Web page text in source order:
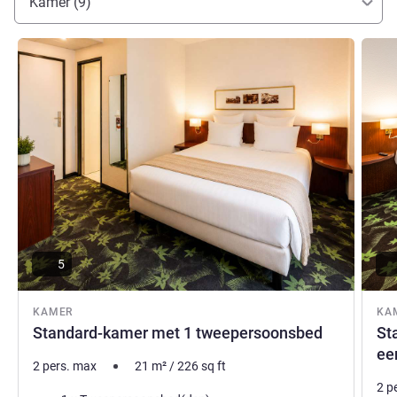
Elodie Flament, Hotel Management
KAMER
Standard-kamer met 1 tweepersoonsbed
Meer informatie
5
2 pers. max 21 m²/226sq ft
Meer
2